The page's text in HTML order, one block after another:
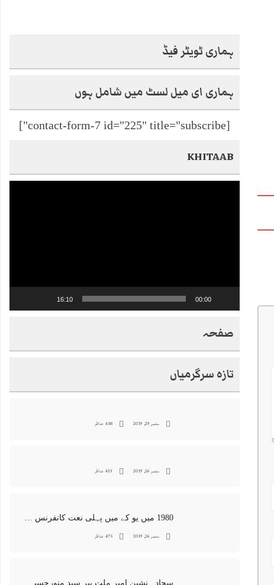
ہماری ٹویٹر فیڈ
ہماری ای میل لسٹ میں شامل ہوں
[contact-form-7 id="225" title="subscribe"]
KHITAAB
00:00
16:10
صفحہ
تازہ سرگرمیاں
ستمبر 29, 2019 458 مناظر
ستمبر 26, 2019 433 مناظر
ستمبر 26, 2019 475 مناظر
سجادہ نشین امیر ملت پیر سید منورحسین شاہ جماعتی کی خصوصی تصاویر